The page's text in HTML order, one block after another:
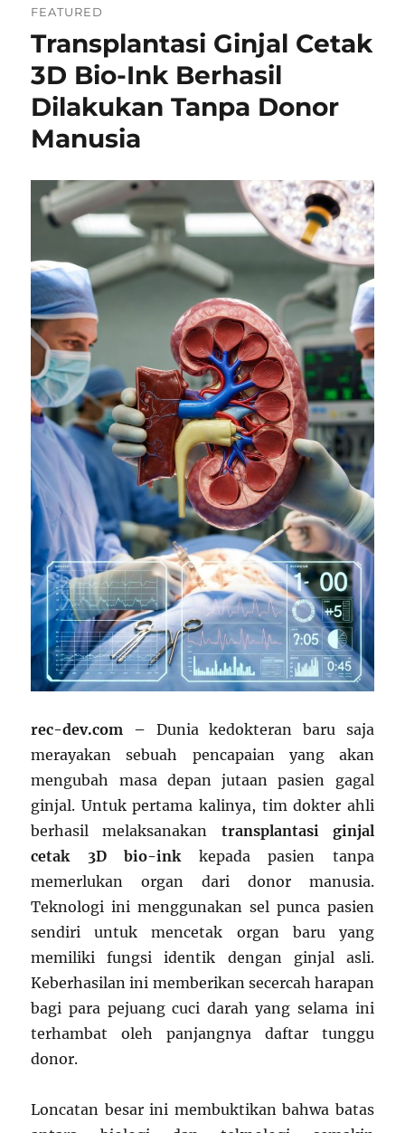
FEATURED
Transplantasi Ginjal Cetak
3D Bio-Ink Berhasil
Dilakukan Tanpa Donor
Manusia
rec-dev.com – Dunia kedokteran baru saja
merayakan sebuah pencapaian yang akan
mengubah masa depan jutaan pasien gagal
ginjal. Untuk pertama kalinya, tim dokter ahli
berhasil melaksanakan transplantasi ginjal
cetak 3D bio-ink kepada pasien tanpa
memerlukan organ dari donor manusia.
Teknologi ini menggunakan sel punca pasien
sendiri untuk mencetak organ baru yang
memiliki fungsi identik dengan ginjal asli.
Keberhasilan ini memberikan secercah harapan
bagi para pejuang cuci darah yang selama ini
terhambat oleh panjangnya daftar tunggu
donor.
Loncatan besar ini membuktikan bahwa batas